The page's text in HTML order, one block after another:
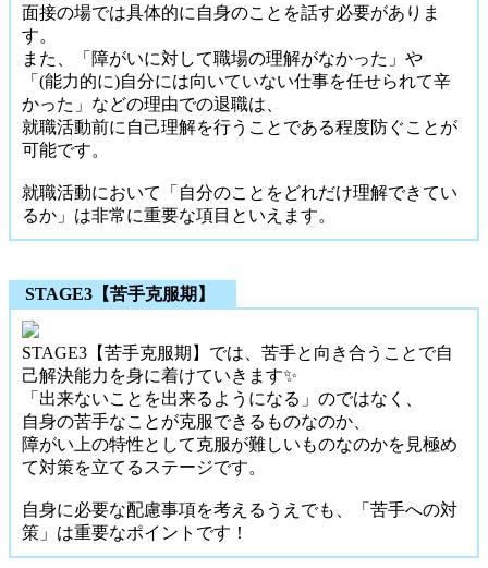
面接の場では具体的に自身のことを話す必要がありま
す。
また、「障がいに対して職場の理解がなかった」や
「(能力的に)自分には向いていない仕事を任せられて辛
かった」などの理由での退職は、
就職活動前に自己理解を行うことである程度防ぐことが
可能です。
就職活動において「自分のことをどれだけ理解できてい
るか」は非常に重要な項目といえます。
STAGE3【苦手克服期】
STAGE3【苦手克服期】では、苦手と向き合うことで自
己解決能力を身に着けていきます✨️
「出来ないことを出来るようになる」のではなく、
自身の苦手なことが克服できるものなのか、
障がい上の特性として克服が難しいものなのかを見極め
て対策を立てるステージです。
自身に必要な配慮事項を考えるうえでも、「苦手への対
策」は重要なポイントです！